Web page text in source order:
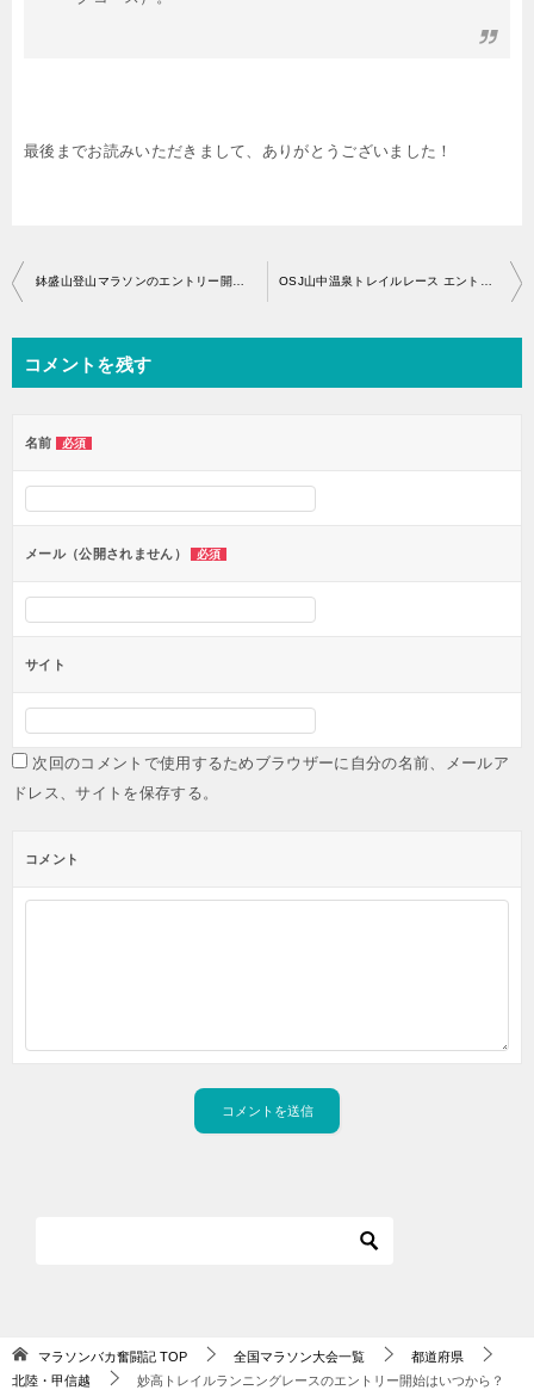
最後までお読みいただきまして、ありがとうございました！
投
稿
ナ
ビ
シ
ョ
ン
鉢盛山登山マラソンのエントリー開始はいつから？ OSJ山中温泉トレイルレース エントリー開始・アクセス
コメントを残す
名前 必須
メール（公開されません） 必須
サイト
次回のコメントで使用するためブラウザーに自分の名前、メールア
ドレス、サイトを保存する。
コメント
マラソンバカ奮闘記 TOP 全国マラソン大会一覧
都道府県
北陸・甲信越
妙高トレイルランニングレースのエントリー開始はいつから？